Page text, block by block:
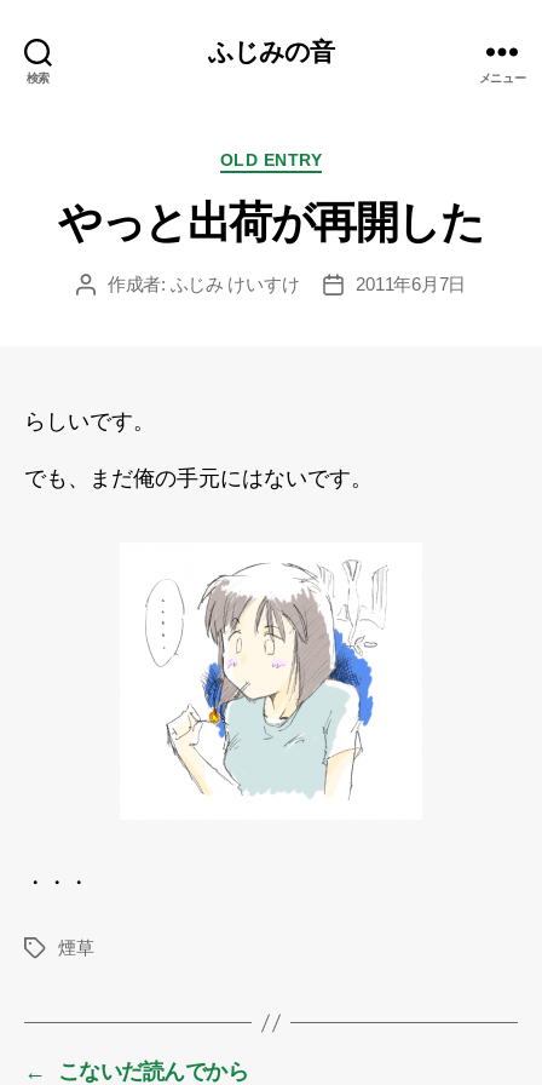
検索
ふじみの音
メニュー
カ
ゴ
リ
OLD ENTRY
やっと出荷が再開した
投 作成者: ふじみ けいすけ
投
2011年6月7日
らしいです。
でも、まだ俺の手元にはないです。
・・・
タ
煙草
← こないだ読んでから